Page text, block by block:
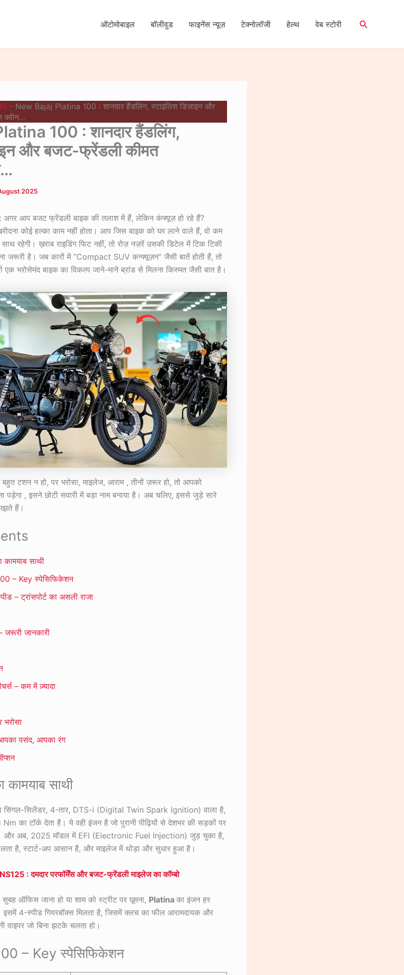
ऑटोमोबाइल बॉलीवुड फाइनेंस न्यूज़ टेक्नोलॉजी हेल्थ वेब स्टोरी Search
- New Bajaj Platina 100 : शानदार हैंडलिंग, स्टाइलिश डिज़ाइन और
क्वीन…
100 : शानदार हैंडलिंग,
और बजट-फ्रेंडली कीमत
2025
: अगर आप बजट फ्रेंडली बाइक की तलाश में हैं, लेकिन कंफ्यूज़ हो रहे हैं?
कोई हल्का काम नहीं होता। आप जिस बाइक को घर लाने वाले हैं, वो कम
रहेगी। ख़राब राइडिंग फिट नहीं, तो रोज़ नज़रें उसकी डिटेल में टिक टिकी
जरूरी है। जब कारों में “Compact SUV कन्फ्यूज़न” जैसी बातें होती हैं, तो
भरोसेमंद बाइक का विकल्प जाने-माने ब्रांड से मिलना किस्मत जैसी बात है।
टशन न हो, पर भरोसा, माइलेज, आराम , तीनों ज़रूर हो, तो आपको
पड़ेगा , इसने छोटी सवारी में बड़ा नाम बनाया है। अब चलिए, इससे जुड़े सारे
हैं।
साथी
– Key स्पेसिफिकेशन
– ट्रांसपोर्ट का असली राजा
जानकारी
– कम में ज़्यादा
भरोसा
पसंद, आपका रंग
साथी
सिंगल-सिलेंडर, 4-तार, DTS-i (Digital Twin Spark Ignition) वाला है,
का टॉर्क देता है। ये वही इंजन है जो पुरानी पीढ़ियों से देशभर की सड़कों पर
और अब, 2025 मॉडल में EFI (Electronic Fuel Injection) जुड़ चुका है,
है, स्टार्ट-अप आसान है, और माइलेज में थोड़ा और सुधार हुआ है।
: दमदार परफॉर्मेंस और बजट-फ्रेंडली माइलेज का कॉम्बो
ऑफिस जाना हो या शाम को स्ट्रीट पर घूमना, Platina का इंजन हर
4-स्पीड गियरबॉक्स मिलता है, जिसमें क्लच का फील आरामदायक और
वाइपर जो बिना झटके चलता हो।
– Key स्पेसिफिकेशन